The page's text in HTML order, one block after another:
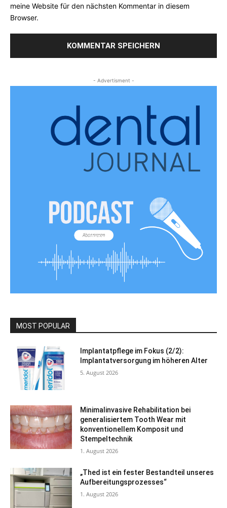
meine Website für den nächsten Kommentar in diesem
Browser.
- Advertisment -
MOST POPULAR
Implantatpflege im Fokus (2/2):
Implantatversorgung im höheren Alter
5. August 2026
Minimalinvasive Rehabilitation bei
generalisiertem Tooth Wear mit
konventionellem Komposit und
Stempeltechnik
1. August 2026
„Thed ist ein fester Bestandteil unseres
Aufbereitungsprozesses“
1. August 2026